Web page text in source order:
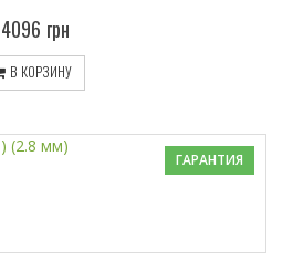
4096 грн
В КОРЗИНУ
ГАРАНТИЯ